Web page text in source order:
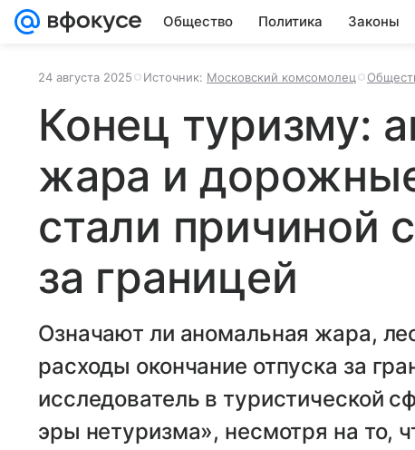
Общество Политика Законы
24 августа 2025 Источник: Московский комсомолец
Конец туризму:
жара и
стали причиной
за границей
Означают ли аномальная жара,
расходы окончание отпуска за
исследователь в туристической
эры нетуризма», несмотря на то,